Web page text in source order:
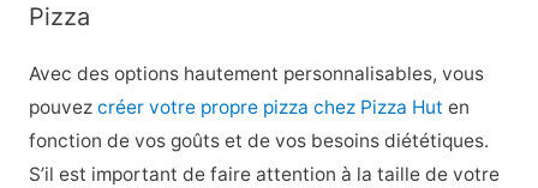
Pizza
Avec des options hautement personnalisables, vous
pouvez créer votre propre pizza chez Pizza Hut en
fonction de vos goûts et de vos besoins diététiques.
S’il est important de faire attention à la taille de votre